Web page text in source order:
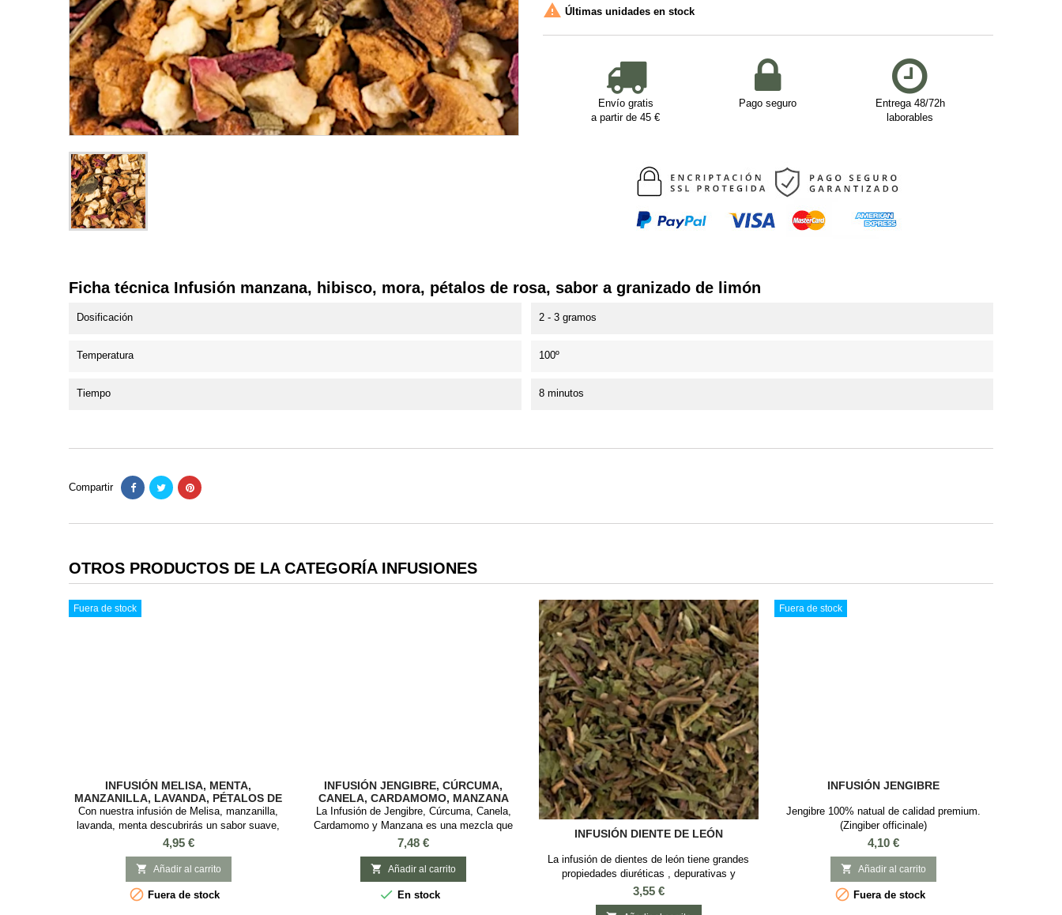
 Últimas unidades en stock
Envío gratis
a partir de 45 €
Pago seguro
Entrega 48/72h
laborables
Ficha técnica Infusión manzana, hibisco, mora, pétalos de rosa, sabor a granizado de limón
Dosificación 2 - 3 gramos
Temperatura 100º
Tiempo 8 minutos
Compartir
OTROS PRODUCTOS DE LA CATEGORÍA INFUSIONES
Fuera de stock
INFUSIÓN MELISA, MENTA,
MANZANILLA, LAVANDA, PÉTALOS DE
ROSA, AZAHAR Y FLORES DE BREZO
Con nuestra infusión de Melisa, manzanilla,
lavanda, menta descubrirás un sabor suave,
floral y saludable que te ayudará a relajarte.
Infusión relajante de melisa con ingredientes
naturales que te proporcionaran momentos de
calma. Sabor suave, floral y saludable, que te
sentará genial !. INGREDIENTES: Melisa,
Precio
4,95 €
 Añadir al carrito
 Fuera de stock
INFUSIÓN JENGIBRE, CÚRCUMA,
CANELA, CARDAMOMO, MANZANA
La Infusión de Jengibre, Cúrcuma, Canela,
Cardamomo y Manzana es una mezcla que
combina sabores picantes y dulces, ideal para
quienes disfrutan del chai pero prefieren una
opción sin teína. Con ingredientes como
jengibre, cúrcuma, canela y manzana, esta
infusión no solo es deliciosa, sino que también
Precio
7,48 €
 Añadir al carrito
 En stock
INFUSIÓN DIENTE DE LEÓN
La infusión de dientes de león tiene grandes
propiedades diuréticas , depurativas y
eliminación de toxinas. Se recomienda su uso
Precio
3,55 €
Fuera de stock
INFUSIÓN JENGIBRE
Jengibre 100% natual de calidad premium.
(Zingiber officinale)
Precio
4,10 €
 Añadir al carrito
 Fuera de stock